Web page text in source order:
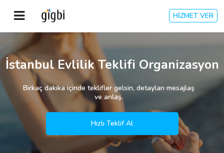
HİZMET VER
Anasayfa
Giriş Yap
Kayıt Ol
Kategoriler
İstanbul Evlilik Teklifi Organizasyon
Birkaç dakika içinde teklifler gelsin, detayları mesajlaş
ve anlaş.
Hızlı Teklif Al